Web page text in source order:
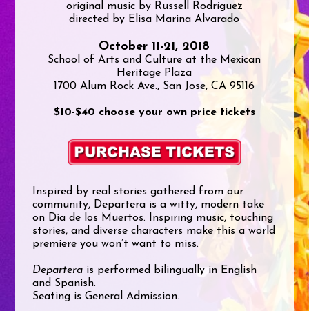
original music by Russell Rodríguez
directed by Elisa Marina Alvarado
October 11-21, 2018
School of Arts and Culture at the Mexican
Heritage Plaza
1700 Alum Rock Ave., San Jose, CA 95116
$10-$40 choose your own price tickets
Inspired by real stories gathered from our
community, Departera is a witty, modern take
on Día de los Muertos. Inspiring music, touching
stories, and diverse characters make this a world
premiere you won’t want to miss.
Departera is performed bilingually in English
and Spanish.
Seating is General Admission.